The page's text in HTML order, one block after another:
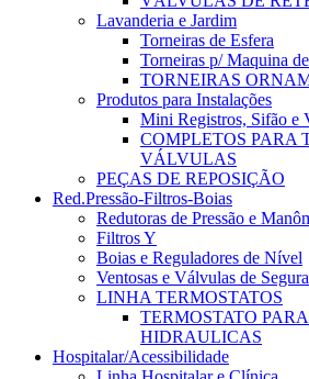
Lavanderia e Jardim
Torneiras de Esfera
Torneiras p/ Maquina
TORNEIRAS
Produtos para Instalações
Mini Registros, Sifão e
COMPLETOS PARA
VÁLVULAS
PEÇAS DE REPOSIÇÃO
Red.Pressão-Filtros-Boias
Redutoras de Pressão e
Filtros Y
Boias e Reguladores de Nível
Ventosas e Válvulas de
LINHA TERMOSTATOS
TERMOSTATO
HIDRAULICAS
Hospitalar/Acessibilidade